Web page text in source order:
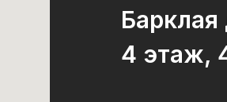
4 этаж,